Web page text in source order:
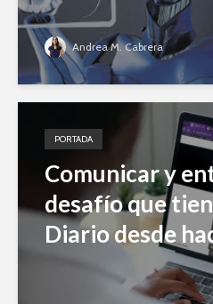
Andrea M. Cabrera
PORTADA
Comunicar y
desafío que
Diario desde